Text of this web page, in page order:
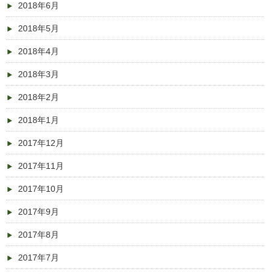
2018年6月
2018年5月
2018年4月
2018年3月
2018年2月
2018年1月
2017年12月
2017年11月
2017年10月
2017年9月
2017年8月
2017年7月